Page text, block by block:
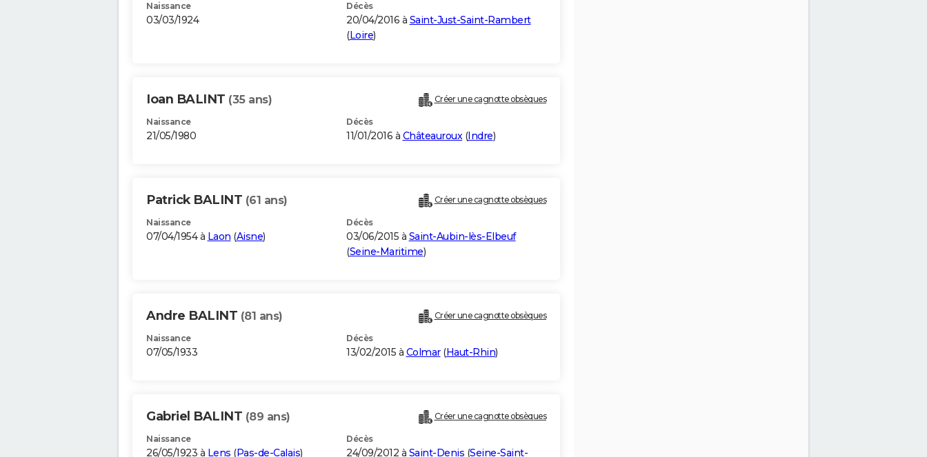
Naissance
03/03/1924
Décès
20/04/2016 à Saint-Just-Saint-Rambert
(Loire)
Ioan BALINT (35 ans) Créer une cagnotte obsèques
Naissance
21/05/1980
Décès
11/01/2016 à Châteauroux(Indre)
Patrick BALINT (61 ans) Créer une cagnotte obsèques
Naissance
07/04/1954 à Laon (Aisne)
Décès
03/06/2015 à Saint-Aubin-lès-Elbeuf
(Seine-Maritime)
Andre BALINT (81 ans) Créer une cagnotte obsèques
Naissance
07/05/1933
Décès
13/02/2015 à Colmar(Haut-Rhin)
Gabriel BALINT (89 ans) Créer une cagnotte obsèques
Naissance
26/05/1923 à Lens (Pas-de-Calais)
Décès
24/09/2012 à Saint-Denis (Seine-Saint-